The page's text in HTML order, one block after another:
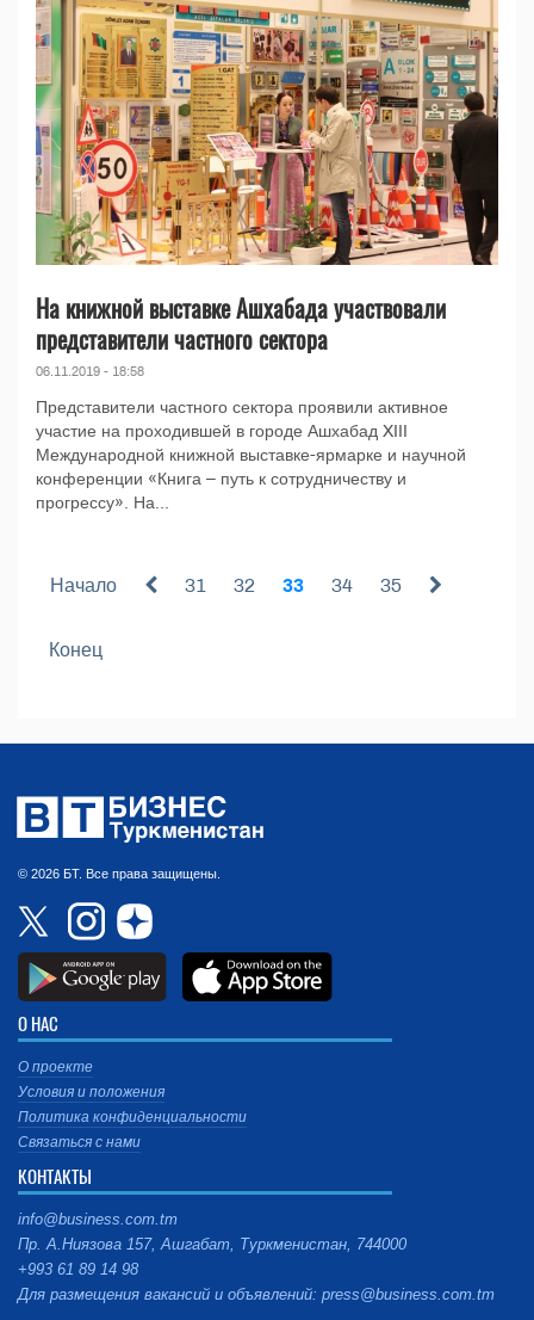
На книжной выставке Ашхабада участвовали
представители частного сектора
06.11.2019 - 18:58
Представители частного сектора проявили активное
участие на проходившей в городе Ашхабад XIII
Международной книжной выставке-ярмарке и научной
конференции «Книга – путь к сотрудничеству и
прогрессу». На...
Начало 31 32 33 34 35
Конец
© 2026 БТ. Все права защищены.
О НАС
О проекте
Условия и положения
Политика конфиденциальности
Связаться с нами
КОНТАКТЫ
info@business.com.tm
Пр. А.Ниязова 157, Ашгабат, Туркменистан, 744000
+993 61 89 14 98
Для размещения вакансий и объявлений: press@business.com.tm